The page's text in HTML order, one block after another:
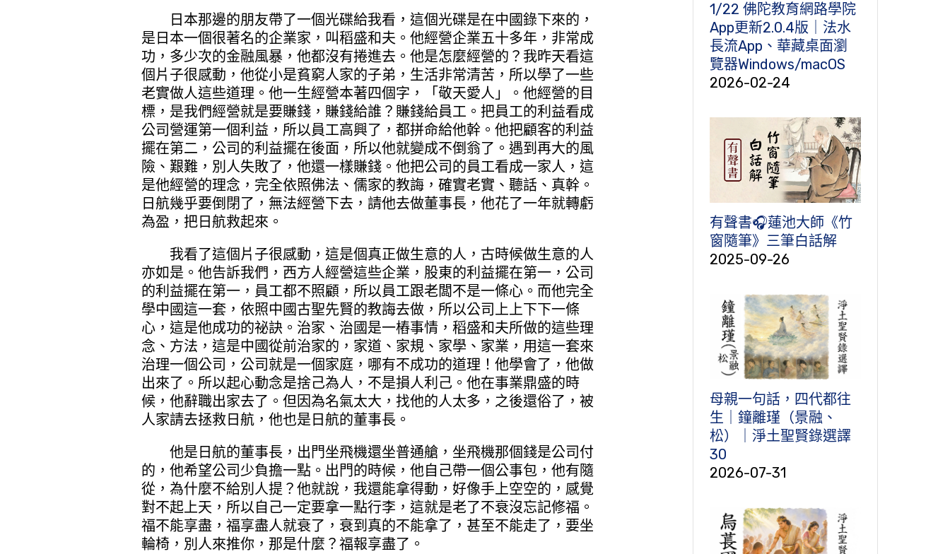
日本那邊的朋友帶了一個光碟給我看，這個光碟是在中國錄下來的，
是日本一個很著名的企業家，叫稻盛和夫。他經營企業五十多年，非常成
功，多少次的金融風暴，他都沒有捲進去。他是怎麼經營的？我昨天看這
個片子很感動，他從小是貧窮人家的子弟，生活非常清苦，所以學了一些
老實做人這些道理。他一生經營本著四個字，「敬天愛人」。他經營的目
標，是我們經營就是要賺錢，賺錢給誰？賺錢給員工。把員工的利益看成
公司營運第一個利益，所以員工高興了，都拼命給他幹。他把顧客的利益
擺在第二，公司的利益擺在後面，所以他就變成不倒翁了。遇到再大的風
險、艱難，別人失敗了，他還一樣賺錢。他把公司的員工看成一家人，這
是他經營的理念，完全依照佛法、儒家的教誨，確實老實、聽話、真幹。
日航幾乎要倒閉了，無法經營下去，請他去做董事長，他花了一年就轉虧
為盈，把日航救起來。
我看了這個片子很感動，這是個真正做生意的人，古時候做生意的人
亦如是。他告訴我們，西方人經營這些企業，股東的利益擺在第一，公司
的利益擺在第一，員工都不照顧，所以員工跟老闆不是一條心。而他完全
學中國這一套，依照中國古聖先賢的教誨去做，所以公司上上下下一條
心，這是他成功的祕訣。治家、治國是一樁事情，稻盛和夫所做的這些理
念、方法，這是中國從前治家的，家道、家規、家學、家業，用這一套來
治理一個公司，公司就是一個家庭，哪有不成功的道理！他學會了，他做
出來了。所以起心動念是捨己為人，不是損人利己。他在事業鼎盛的時
候，他辭職出家去了。但因為名氣太大，找他的人太多，之後還俗了，被
人家請去拯救日航，他也是日航的董事長。
他是日航的董事長，出門坐飛機還坐普通艙，坐飛機那個錢是公司付
的，他希望公司少負擔一點。出門的時候，他自己帶一個公事包，他有隨
從，為什麼不給別人提？他就說，我還能拿得動，好像手上空空的，感覺
對不起上天，所以自己一定要拿一點行李，這就是老了不衰沒忘記修福。
福不能享盡，福享盡人就衰了，衰到真的不能拿了，甚至不能走了，要坐
輪椅，別人來推你，那是什麼？福報享盡了。
1/22 佛陀教育網路學院
App更新2.0.4版｜法水
長流App、華藏桌面瀏
覽器Windows/macOS
2026-02-24
有聲書🎧蓮池大師《竹
窗隨筆》三筆白話解
2025-09-26
母親一句話，四代都往
生｜鐘離瑾（景融、
松）｜淨土聖賢錄選譯
30
2026-07-31